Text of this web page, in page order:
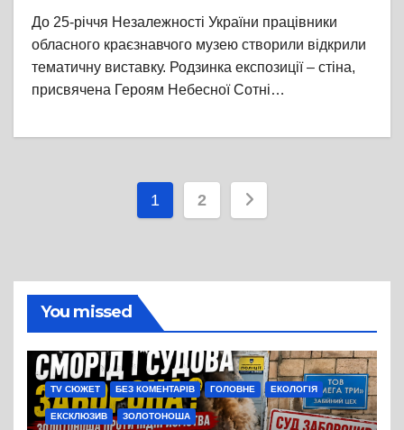
До 25-річчя Незалежності України працівники
обласного краєзнавчого музею створили відкрили
тематичну виставку. Родзинка експозиції – стіна,
присвячена Героям Небесної Сотні…
Пагінація
1 2
You missed
TV СЮЖЕТ БЕЗ КОМЕНТАРІВ ГОЛОВНЕ ЕКОЛОГІЯ
ЕКСКЛЮЗИВ ЗОЛОТОНОША